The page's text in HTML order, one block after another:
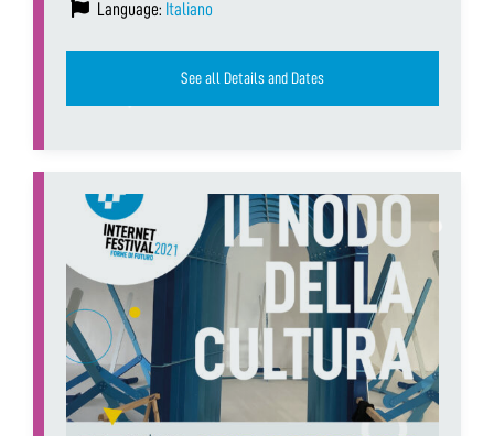
Language: Italiano
See all Details and Dates